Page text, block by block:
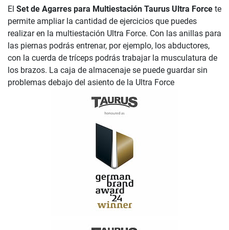
El Set de Agarres para Multiestación Taurus Ultra Force te
permite ampliar la cantidad de ejercicios que puedes
realizar en la multiestación Ultra Force. Con las anillas para
las piernas podrás entrenar, por ejemplo, los abductores,
con la cuerda de tríceps podrás trabajar la musculatura de
los brazos. La caja de almacenaje se puede guardar sin
problemas debajo del asiento de la Ultra Force